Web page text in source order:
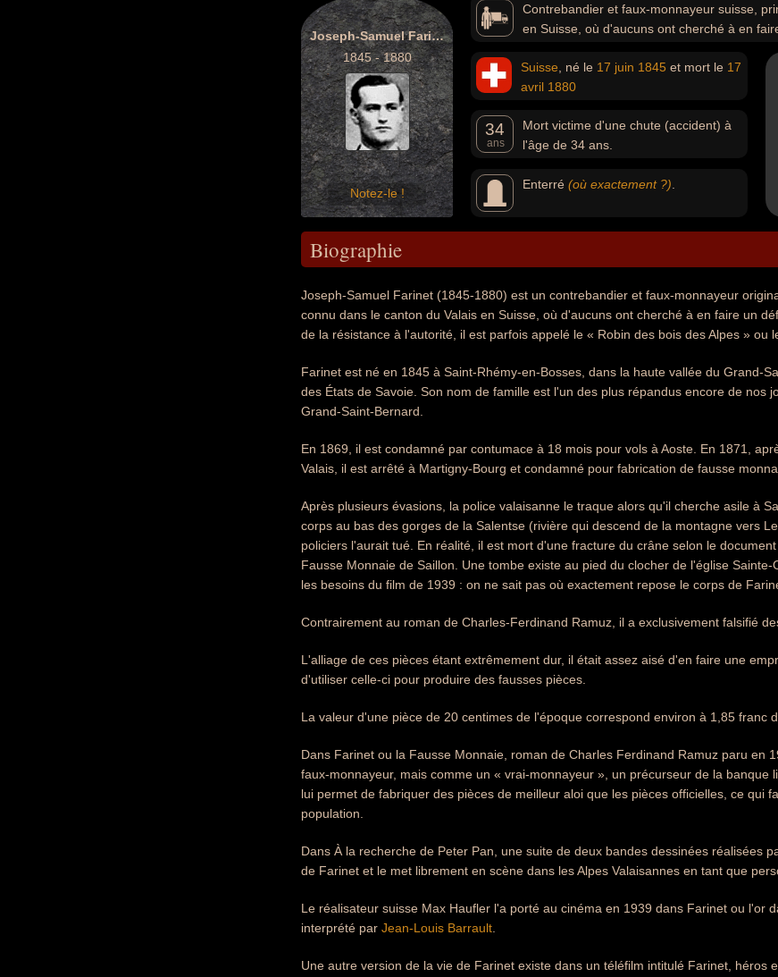
Joseph-Samuel Farinet
1845 - 1880
Notez-le !
Contrebandier et faux-monnayeur suisse,
en Suisse, où d'aucuns ont cherché à en
« Robin des Bois suisse ».
Suisse , né le 17 juin 1845 et mort le 17
avril 1880
34
ans
Mort victime d'une chute (accident) à
l'âge de 34 ans.
Enterré (où exactement ?)
Biographie
Joseph-Samuel Farinet (1845-1880) est un contrebandier et faux-monnayeur
connu dans le canton du Valais en Suisse, où d'aucuns ont cherché à en faire un
de la résistance à l'autorité, il est parfois appelé le « Robin des bois des Alpes » ou
Farinet est né en 1845 à Saint-Rhémy-en-Bosses, dans la haute vallée du Grand-
des États de Savoie. Son nom de famille est l'un des plus répandus encore de nos
Grand-Saint-Bernard.
En 1869, il est condamné par contumace à 18 mois pour vols à Aoste. En 1871,
Valais, il est arrêté à Martigny-Bourg et condamné pour fabrication de fausse
Après plusieurs évasions, la police valaisanne le traque alors qu'il cherche asile à
corps au bas des gorges de la Salentse (rivière qui descend de la montagne vers
policiers l'aurait tué. En réalité, il est mort d'une fracture du crâne selon le
Fausse Monnaie de Saillon. Une tombe existe au pied du clocher de l'église
les besoins du film de 1939 : on ne sait pas où exactement repose le corps de
Contrairement au roman de Charles-Ferdinand Ramuz, il a exclusivement falsifié
L'alliage de ces pièces étant extrêmement dur, il était assez aisé d'en faire une
d'utiliser celle-ci pour produire des fausses pièces.
La valeur d'une pièce de 20 centimes de l'époque correspond environ à 1,85 franc
Dans Farinet ou la Fausse Monnaie, roman de Charles Ferdinand Ramuz paru en
faux-monnayeur, mais comme un « vrai-monnayeur », un précurseur de la banque
lui permet de fabriquer des pièces de meilleur aloi que les pièces officielles, ce qui
population.
Dans À la recherche de Peter Pan, une suite de deux bandes dessinées réalisées
de Farinet et le met librement en scène dans les Alpes Valaisannes en tant que
Le réalisateur suisse Max Haufler l'a porté au cinéma en 1939 dans Farinet ou l'or
interprété par Jean-Louis Barrault
Une autre version de la vie de Farinet existe dans un téléfilm intitulé Farinet, héros